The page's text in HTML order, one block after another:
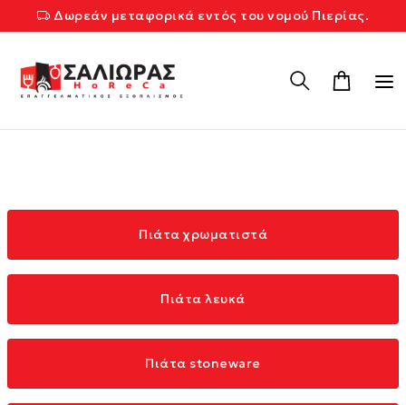
Δωρεάν μεταφορικά εντός του νομού Πιερίας.
Πιάτα χρωματιστά
Πιάτα λευκά
Πιάτα stoneware